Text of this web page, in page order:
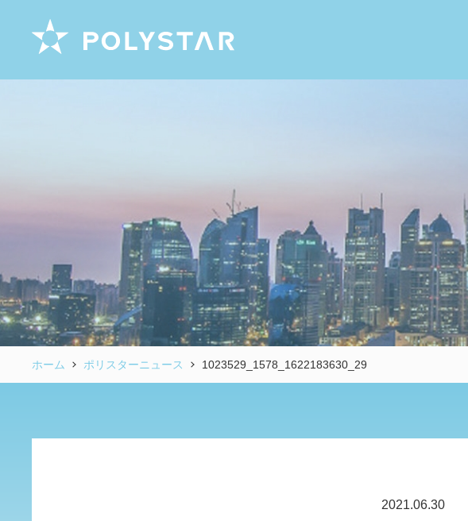
ホーム ポリスターニュース 1023529_1578_1622183630_29
2021.06.30